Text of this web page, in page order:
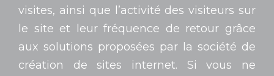
visites, ainsi que l’activité des visiteurs sur
le site et leur fréquence de retour grâce
aux solutions proposées par la société de
création de sites internet. Si vous ne